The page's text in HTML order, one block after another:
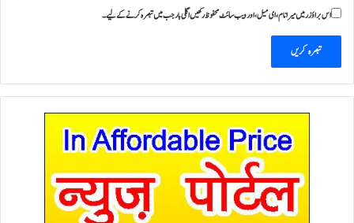
اس براؤزر میں میرا نام، ای میل، اور ویب سائٹ محفوظ رکھیں اگلی بار جب میں تبصرہ کرنے کےلیے۔